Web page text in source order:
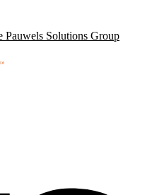
Pauwels Solutions Group